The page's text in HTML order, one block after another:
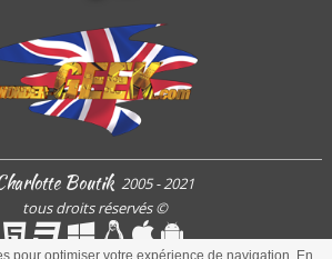
pour optimiser votre expérience de navigation. En
Boutik 2005 - 2021
tous droits réservés©